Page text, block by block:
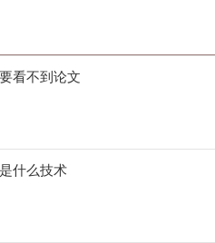
看不到论文
什么技术